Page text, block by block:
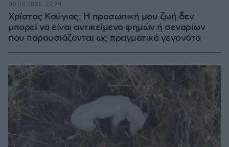
Χρίστος Κούγιας: Η προσωπική μου ζωή δεν
μπορεί να είναι αντικείμενο φημών ή σεναρίων
που παρουσιάζονται ως πραγματικά γεγονότα
06.08.2026, 22:24